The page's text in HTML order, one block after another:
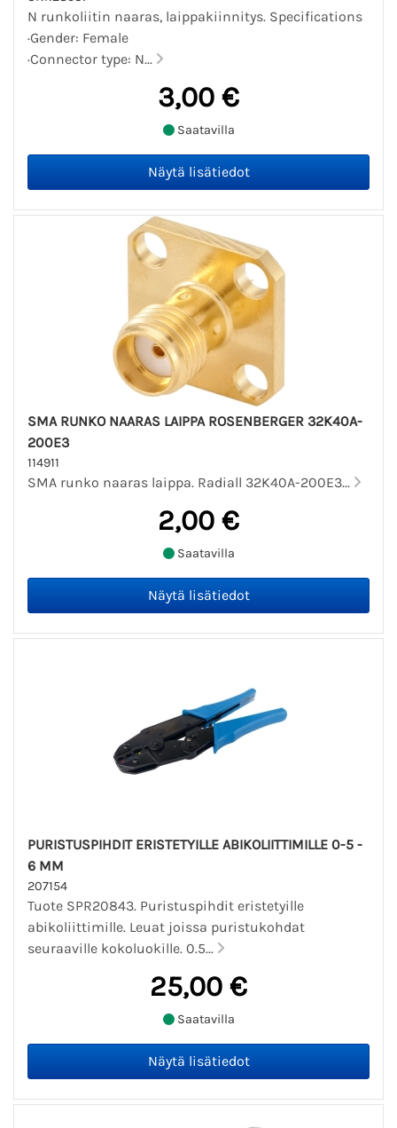
N runkoliitin naaras, laippakiinnitys. Specifications
·Gender: Female
·Connector type: N...
3,00 €
Saatavilla
SMA RUNKO NAARAS LAIPPA ROSENBERGER 32K40A-
200E3
114911
SMA runko naaras laippa. Radiall 32K40A-200E3...
2,00 €
Saatavilla
PURISTUSPIHDIT ERISTETYILLE ABIKOLIITTIMILLE 0-5 -
6 MM
207154
Tuote SPR20843. Puristuspihdit eristetyille
abikoliittimille. Leuat joissa puristukohdat
seuraaville kokoluokille. 0.5...
25,00 €
Saatavilla